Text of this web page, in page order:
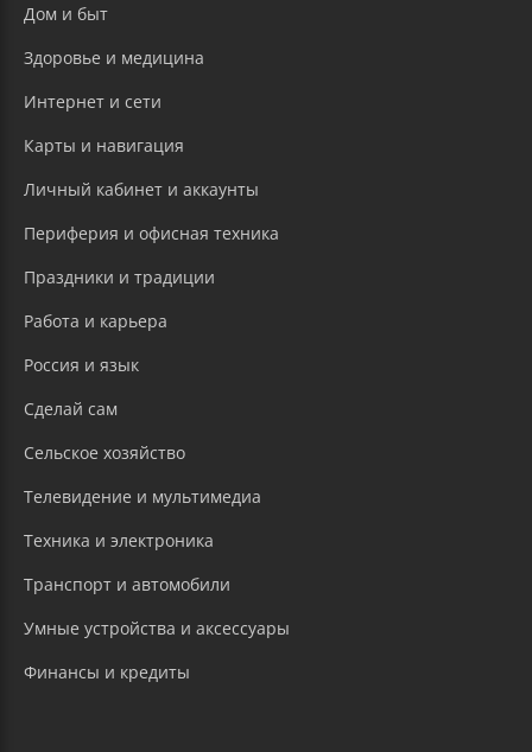
Дом и быт
Здоровье и медицина
Интернет и сети
Карты и навигация
Личный кабинет и аккаунты
Периферия и офисная техника
Праздники и традиции
Работа и карьера
Россия и язык
Сделай сам
Сельское хозяйство
Телевидение и мультимедиа
Техника и электроника
Транспорт и автомобили
Умные устройства и аксессуары
Финансы и кредиты